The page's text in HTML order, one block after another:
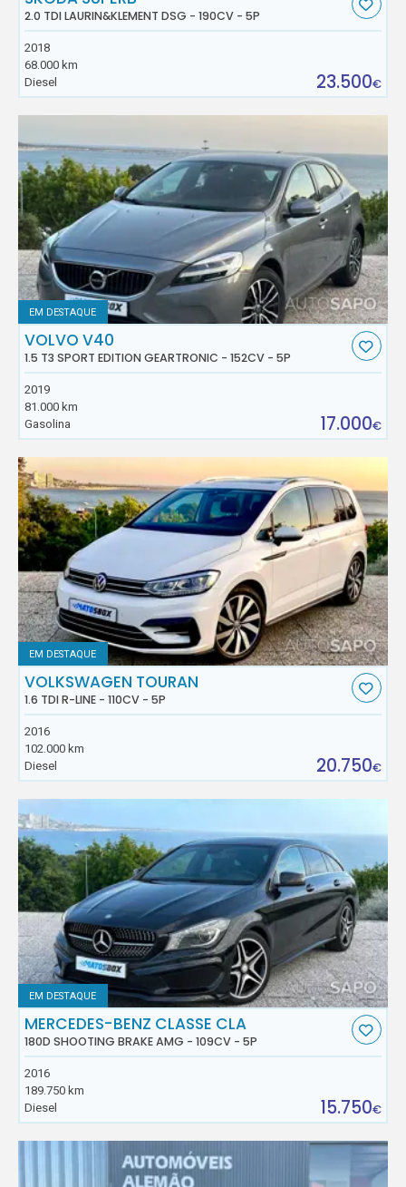
2.0 TDI LAURIN&KLEMENT DSG - 190CV - 5P
2018
68.000 km
Diesel
23.500€
EM DESTAQUE
VOLVO V40
1.5 T3 SPORT EDITION GEARTRONIC - 152CV - 5P
2019
81.000 km
Gasolina
17.000€
EM DESTAQUE
VOLKSWAGEN TOURAN
1.6 TDI R-LINE - 110CV - 5P
2016
102.000 km
Diesel
20.750€
EM DESTAQUE
MERCEDES-BENZ CLASSE CLA
180D SHOOTING BRAKE AMG - 109CV - 5P
2016
189.750 km
Diesel
15.750€